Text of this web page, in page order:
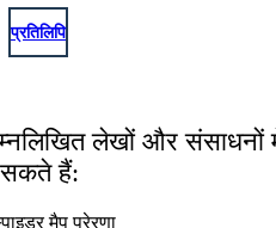
प्रतिलिपि
लेखों और संसाधनों
सकते हैं: